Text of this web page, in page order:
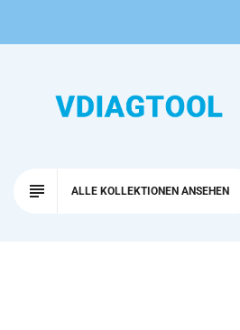
ALLE KOLLEKTIONEN ANSEHEN